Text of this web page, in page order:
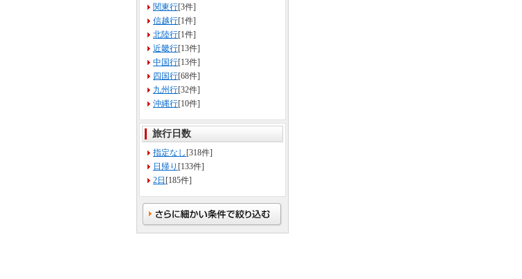
関東行[3件]
信越行[1件]
北陸行[1件]
近畿行[13件]
中国行[13件]
四国行[68件]
九州行[32件]
沖縄行[10件]
旅行日数
指定なし [318件]
日帰り [133件]
2日 [185件]